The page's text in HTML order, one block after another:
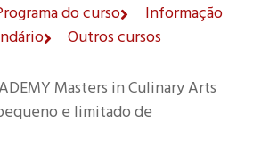
do curso
Informação
Outros cursos
Masters in Culinary Arts
e limitado de